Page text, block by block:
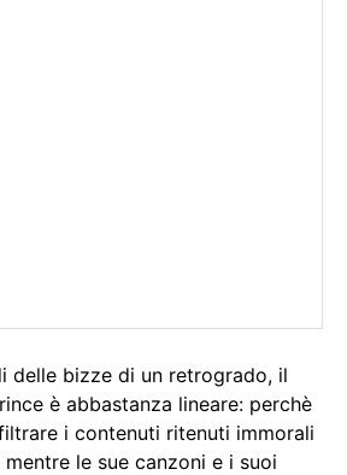
delle bizze di un retrogrado, il
è abbastanza lineare: perchè
i contenuti ritenuti immorali
le sue canzoni e i suoi